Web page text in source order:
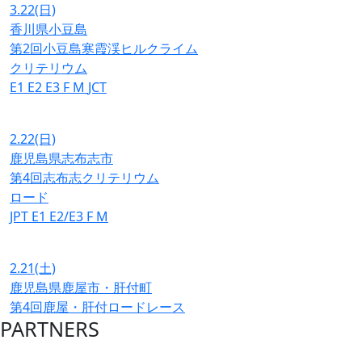
3.22(日)
香川県小豆島
第2回小豆島寒霞渓ヒルクライム
クリテリウム
E1 E2 E3 F M JCT
2.22(日)
鹿児島県志布志市
第4回志布志クリテリウム
ロード
JPT E1 E2/E3 F M
2.21(土)
鹿児島県鹿屋市・肝付町
第4回鹿屋・肝付ロードレース
PARTNERS